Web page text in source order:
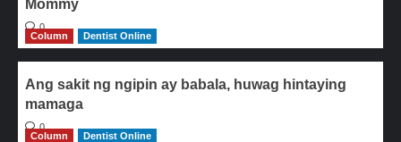
Mommy
0
Column
Dentist Online
Ang sakit ng ngipin ay babala, huwag hintaying
mamaga
0
Column
Dentist Online